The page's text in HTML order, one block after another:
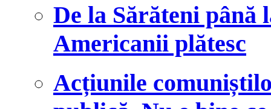
De la Sărăteni până
Americanii plătesc
Acțiunile